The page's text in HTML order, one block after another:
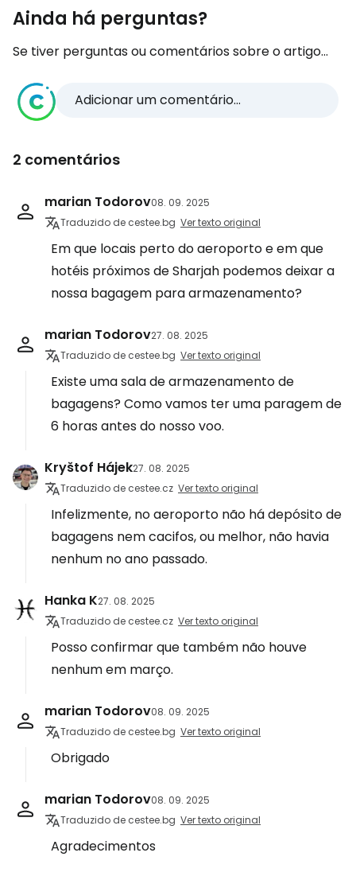
Ainda há perguntas?
Se tiver perguntas ou comentários sobre o artigo...
Adicionar um comentário...
2 comentários
marian Todorov08. 09. 2025
Traduzido de cestee.bg Ver texto original
Em que locais perto do aeroporto e em que
hotéis próximos de Sharjah podemos deixar a
nossa bagagem para armazenamento?
marian Todorov27. 08. 2025
Traduzido de cestee.bg Ver texto original
Existe uma sala de armazenamento de
bagagens? Como vamos ter uma paragem de
6 horas antes do nosso voo.
Kryštof Hájek27. 08. 2025
Traduzido de cestee.cz Ver texto original
Infelizmente, no aeroporto não há depósito de
bagagens nem cacifos, ou melhor, não havia
nenhum no ano passado.
Hanka K27. 08. 2025
Traduzido de cestee.cz Ver texto original
Posso confirmar que também não houve
nenhum em março.
marian Todorov08. 09. 2025
Traduzido de cestee.bg Ver texto original
Obrigado
marian Todorov08. 09. 2025
Traduzido de cestee.bg Ver texto original
Agradecimentos